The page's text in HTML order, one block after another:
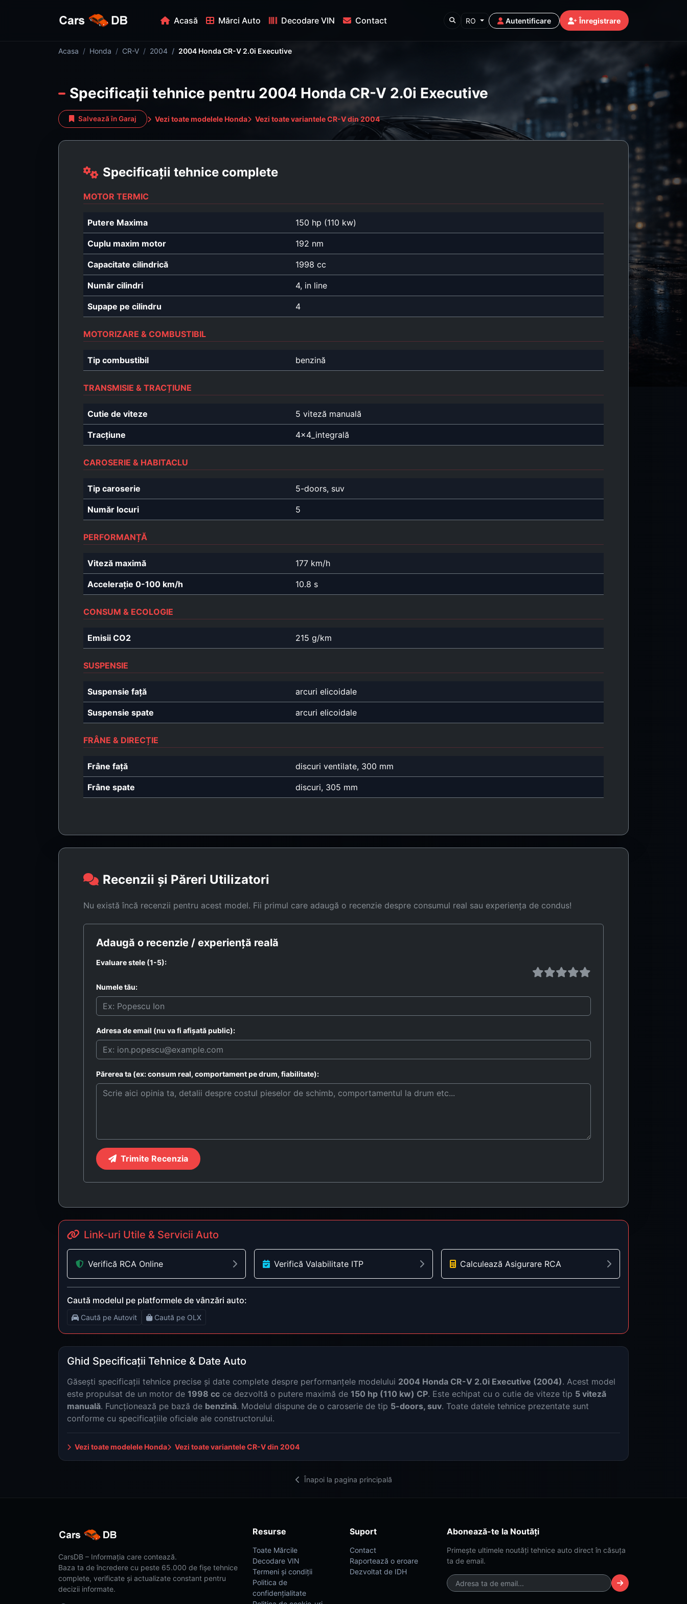
Acasă Mărci Auto Decodare VIN Contact RO Autentificare Înregistrare
Acasa Honda CR-V 2004 2004 Honda CR-V 2.0i Executive
Specificații tehnice pentru 2004 Honda CR-V 2.0i Executive
Salvează în Garaj Vezi toate modelele Honda Vezi toate variantele CR-V din 2004
Specificații tehnice complete
MOTOR TERMIC
Putere Maxima 150 hp (110 kw)
Cuplu maxim motor 192 nm
Capacitate cilindrică 1998 cc
Număr cilindri 4, in line
Supape pe cilindru 4
MOTORIZARE & COMBUSTIBIL
Tip combustibil benzină
TRANSMISIE & TRACȚIUNE
Cutie de viteze 5 viteză manuală
Tracțiune 4x4_integrală
CAROSERIE & HABITACLU
Tip caroserie 5-doors, suv
Număr locuri 5
PERFORMANȚĂ
Viteză maximă 177 km/h
Accelerație 0-100 km/h 10.8 s
CONSUM & ECOLOGIE
Emisii CO2 215 g/km
SUSPENSIE
Suspensie față arcuri elicoidale
Suspensie spate arcuri elicoidale
FRÂNE & DIRECȚIE
Frâne față discuri ventilate, 300 mm
Frâne spate discuri, 305 mm
Recenzii și Păreri Utilizatori
Nu există încă recenzii pentru acest model. Fii primul care adaugă o recenzie despre consumul real sau experiența de condus!
Adaugă o recenzie / experiență reală
Evaluare stele (1-5):
Numele tău:
Adresa de email (nu va fi afișată public):
Părerea ta (ex: consum real, comportament pe drum, fiabilitate):
Trimite Recenzia
Link-uri Utile & Servicii Auto
Verifică RCA Online Verifică Valabilitate ITP Calculează Asigurare RCA
Caută modelul pe platformele de vânzări auto:
Caută pe Autovit Caută pe OLX
Ghid Specificații Tehnice & Date Auto
Găsești specificații tehnice precise și date complete despre performanțele modelului 2004 Honda CR-V 2.0i Executive (2004). Acest model
este propulsat de un motor de 1998 cc ce dezvoltă o putere maximă de 150 hp (110 kw) CP. Este echipat cu o cutie de viteze tip 5 viteză
manuală. Funcționează pe bază de benzină. Modelul dispune de o caroserie de tip 5-doors, suv. Toate datele tehnice prezentate sunt
conforme cu specificațiile oficiale ale constructorului.
Vezi toate modelele Honda Vezi toate variantele CR-V din 2004
Înapoi la pagina principală
CarsDB – Informația care contează.
Baza ta de încredere cu peste 65.000 de fișe tehnice
complete, verificate și actualizate constant pentru
decizii informate.
Resurse
Toate Mărcile
Decodare VIN
Termeni și condiții
Politica de
confidențialitate
Suport
Contact
Raportează o eroare
Dezvoltat de IDH
Abonează-te la Noutăți
Primește ultimele noutăți tehnice auto direct în căsuța
ta de email.